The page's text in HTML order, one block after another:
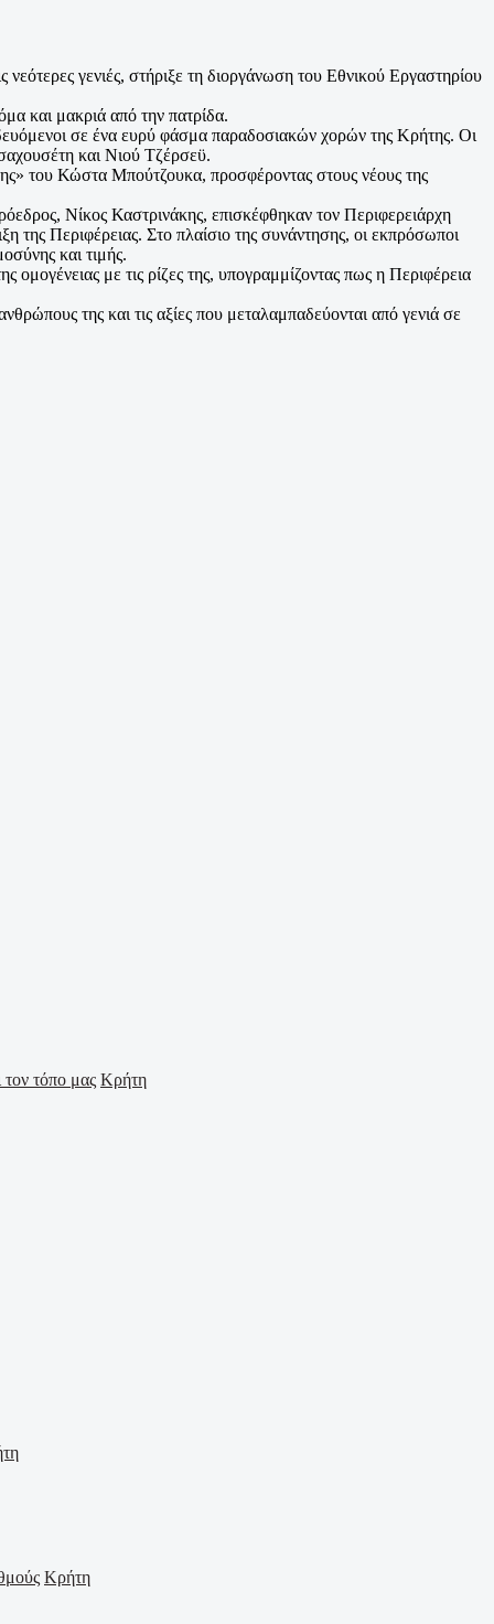
νεότερες γενιές, στήριξε τη διοργάνωση του Εθνικού Εργαστηρίου
και μακριά από την πατρίδα.
σε ένα ευρύ φάσμα παραδοσιακών χορών της Κρήτης. Οι
και Νιού Τζέρσεϋ.
του Κώστα Μπούτζουκα, προσφέροντας στους νέους της
Νίκος Καστρινάκης, επισκέφθηκαν τον Περιφερειάρχη
της Περιφέρειας. Στο πλαίσιο της συνάντησης, οι εκπρόσωποι
και τιμής.
με τις ρίζες της, υπογραμμίζοντας πως η Περιφέρεια
της και τις αξίες που μεταλαμπαδεύονται από γενιά σε
Κρήτη
Κρήτη